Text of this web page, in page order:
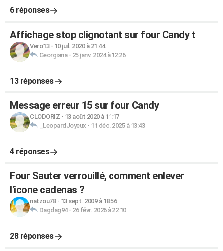
6 réponses
Affichage stop clignotant sur four Candy t
Vero13- 10 juil. 2020 à 21:44
Georgiana- 25 janv. 2024 à 12:26
13 réponses
Message erreur 15 sur four Candy
CLODORIZ - 13 août 2020 à 11:17
_LeopardJoyeux - 11 déc. 2025 à 13:43
4 réponses
Four Sauter verrouillé, comment enlever
l'icone cadenas ?
natzou78- 13 sept. 2009 à 18:56
Dagdag94- 26 févr. 2026 à 22:10
28 réponses